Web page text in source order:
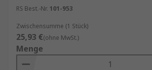
RS Best.-Nr. 101-953
Zwischensumme (1 Stück)
25,93 €(ohne MwSt.)
Menge